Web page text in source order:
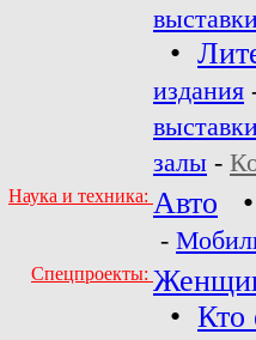
•
издания
залы -
Наука и техника: Авто •
-
Спецпроекты:
• Кто